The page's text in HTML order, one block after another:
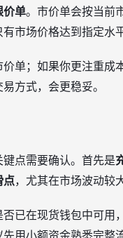
价单。市价单会按当前
市场价格达到指定水
单；如果你更注重
方式，会更稳妥。
点需要确认。首先是
点，尤其在市场波动较
已在现货钱包中可
用小额资金熟悉完整